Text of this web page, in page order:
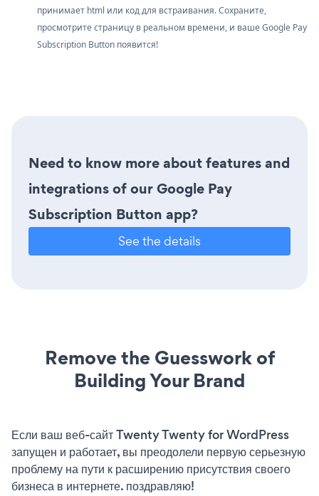
принимает html или код для встраивания. Сохраните,
просмотрите страницу в реальном времени, и ваше Google Pay
Subscription Button появится!
Need to know more about features and
integrations of our Google Pay
Subscription Button app?
See the details
Remove the Guesswork of
Building Your Brand
Если ваш веб-сайт Twenty Twenty for WordPress
запущен и работает, вы преодолели первую серьезную
проблему на пути к расширению присутствия своего
бизнеса в интернете. поздравляю!